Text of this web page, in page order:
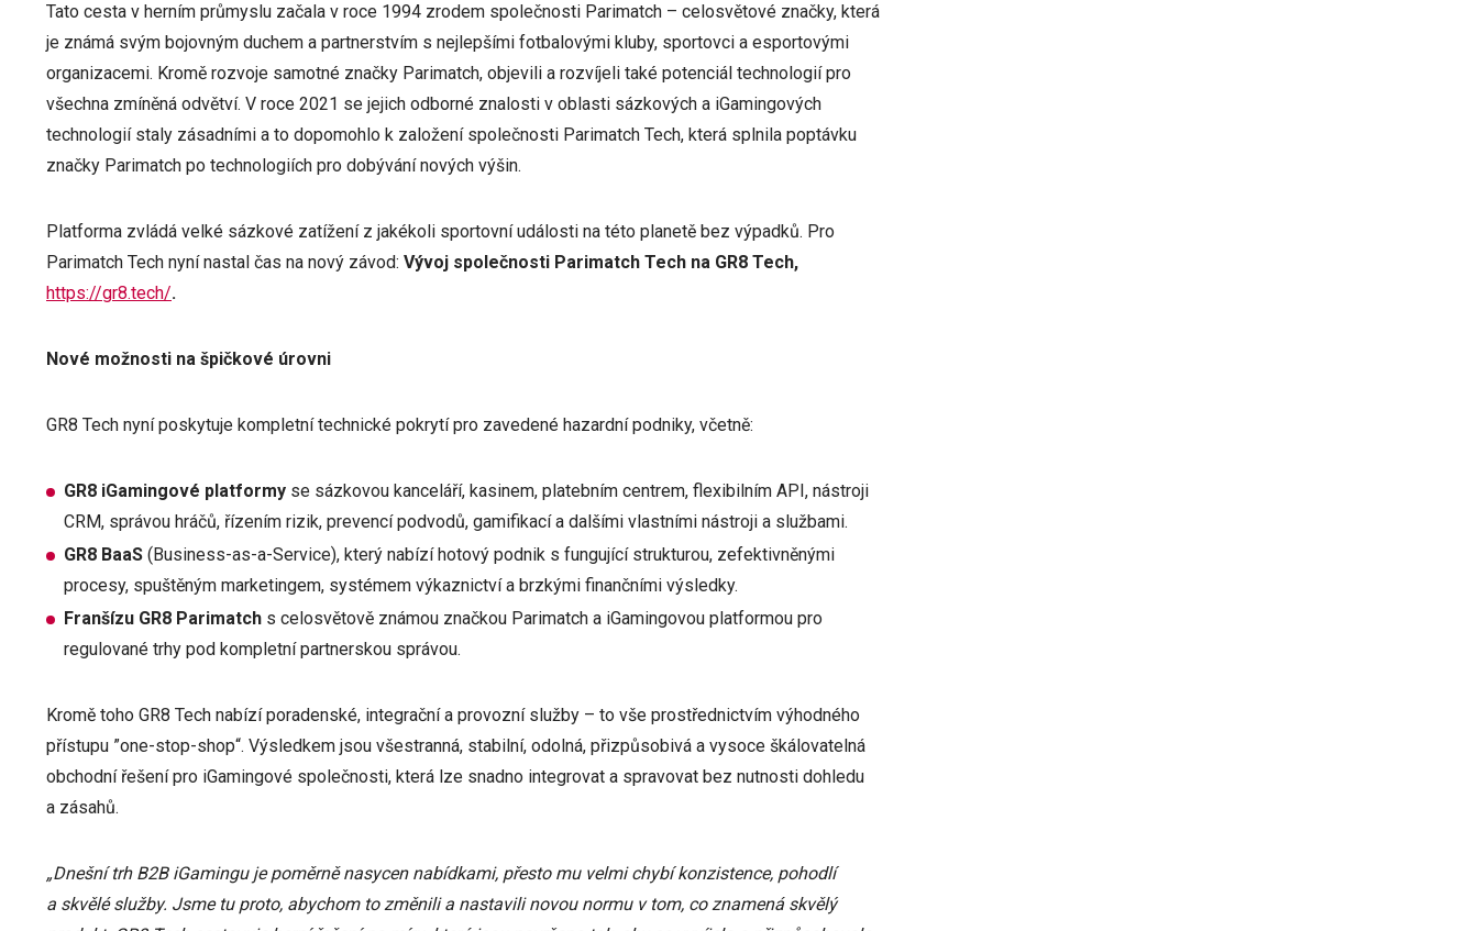
Tato cesta v herním průmyslu začala v roce 1994 zrodem společnosti Parimatch – celosvětové značky, která
je známá svým bojovným duchem a partnerstvím s nejlepšími fotbalovými kluby, sportovci a esportovými
organizacemi. Kromě rozvoje samotné značky Parimatch, objevili a rozvíjeli také potenciál technologií pro
všechna zmíněná odvětví. V roce 2021 se jejich odborné znalosti v oblasti sázkových a iGamingových
technologií staly zásadními a to dopomohlo k založení společnosti Parimatch Tech, která splnila poptávku
značky Parimatch po technologiích pro dobývání nových výšin.
Platforma zvládá velké sázkové zatížení z jakékoli sportovní události na této planetě bez výpadků. Pro
Parimatch Tech nyní nastal čas na nový závod: Vývoj společnosti Parimatch Tech na GR8 Tech,
https://gr8.tech/.
Nové možnosti na špičkové úrovni
GR8 Tech nyní poskytuje kompletní technické pokrytí pro zavedené hazardní podniky, včetně:
GR8 iGamingové platformy se sázkovou kanceláří, kasinem, platebním centrem, flexibilním API, nástroji
CRM, správou hráčů, řízením rizik, prevencí podvodů, gamifikací a dalšími vlastními nástroji a službami.
GR8 BaaS (Business-as-a-Service), který nabízí hotový podnik s fungující strukturou, zefektivněnými
procesy, spuštěným marketingem, systémem výkaznictví a brzkými finančními výsledky.
Franšízu GR8 Parimatch s celosvětově známou značkou Parimatch a iGamingovou platformou pro
regulované trhy pod kompletní partnerskou správou.
Kromě toho GR8 Tech nabízí poradenské, integrační a provozní služby – to vše prostřednictvím výhodného
přístupu ”one-stop-shop“. Výsledkem jsou všestranná, stabilní, odolná, přizpůsobivá a vysoce škálovatelná
obchodní řešení pro iGamingové společnosti, která lze snadno integrovat a spravovat bez nutnosti dohledu
a zásahů.
„Dnešní trh B2B iGamingu je poměrně nasycen nabídkami, přesto mu velmi chybí konzistence, pohodlí
a skvělé služby. Jsme tu proto, abychom to změnili a nastavili novou normu v tom, co znamená skvělý